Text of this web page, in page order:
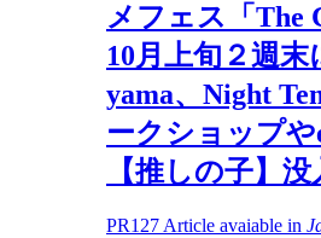
メフェス「The
10月上旬２週末
yama、Night
ークショップや
【推しの子】
PR127 Article avaiable in